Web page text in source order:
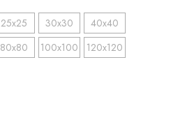
25x25 30x30
40x40
80x80 100x100
120x120